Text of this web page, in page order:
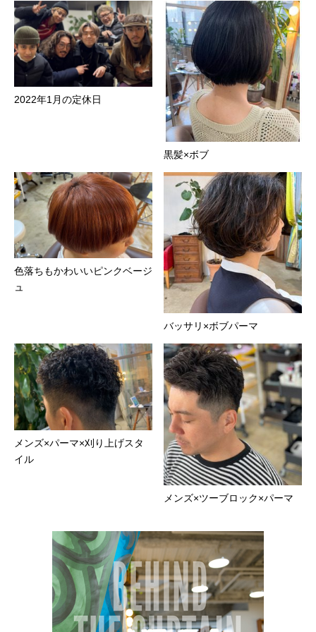
2022年1月の定休日
黒髪×ボブ
色落ちもかわいいピンクベージ
ュ
バッサリ×ボブパーマ
メンズ×パーマ×刈り上げスタ
イル
メンズ×ツーブロック×パーマ